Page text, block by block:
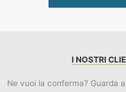
I NOSTRI
Ne vuoi la conferma? Guarda